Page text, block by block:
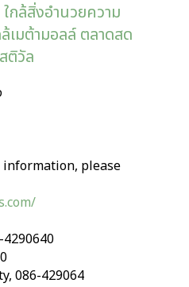
กล้สิ่งอำนวยความ
เมต้ามอลล์ ตลาดสด
ติวัล
please
086-429064